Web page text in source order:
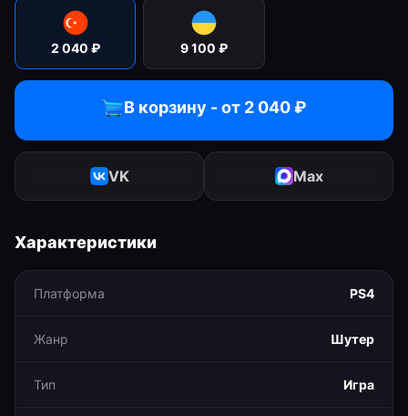
2 040 ₽ 9 100 ₽
В корзину - от 2 040₽
VK Max
Характеристики
Платформа PS4
Жанр Шутер
Тип Игра